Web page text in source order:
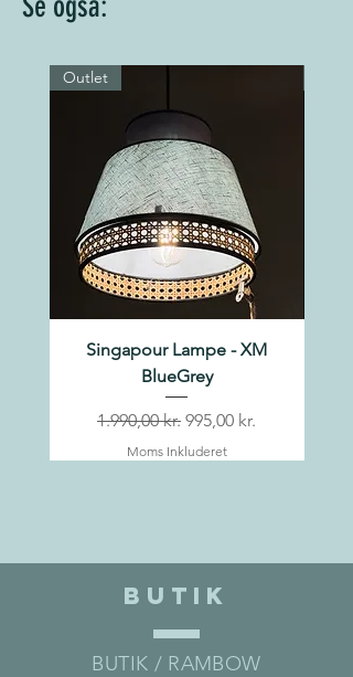
dig lige så snart vi får den hjem.
os på mail@rambow.dk for spørgsmål
omkring din ordre.
Outlet
Singapour Lampe - XM
BlueGrey
Regulær pris
1.990,00 kr. Salgspris
995,00 kr.
Moms Inkluderet
BUTIK
BUTIK / RAMBOW